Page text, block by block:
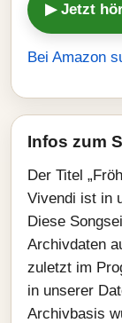
▶ Jetzt
Bei Amazon
Infos zum
Der Titel
Vivendi ist in
Diese
Archivdaten
zuletzt im
in unserer
Archivbasis